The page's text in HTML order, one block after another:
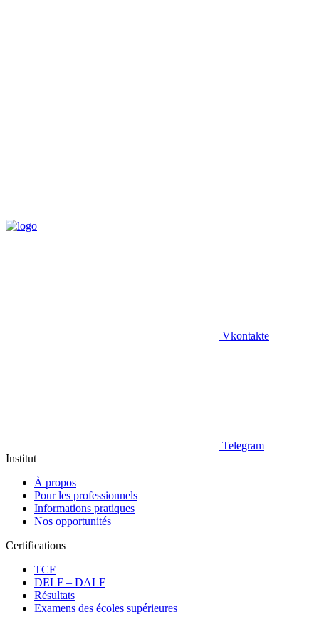
Vkontakte
Telegram
Institut
À propos
Pour les professionnels
Informations pratiques
Nos opportunités
Certifications
TCF
DELF – DALF
Résultats
Examens des écoles supérieures